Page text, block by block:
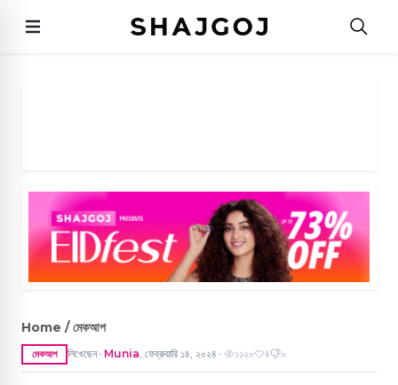
Home / মেকআপ
মেকআপ লিখেছেন ● Munia, ফেব্রুয়ারি ১৪, ২০২৪ ● ১১২০ ৪ ০